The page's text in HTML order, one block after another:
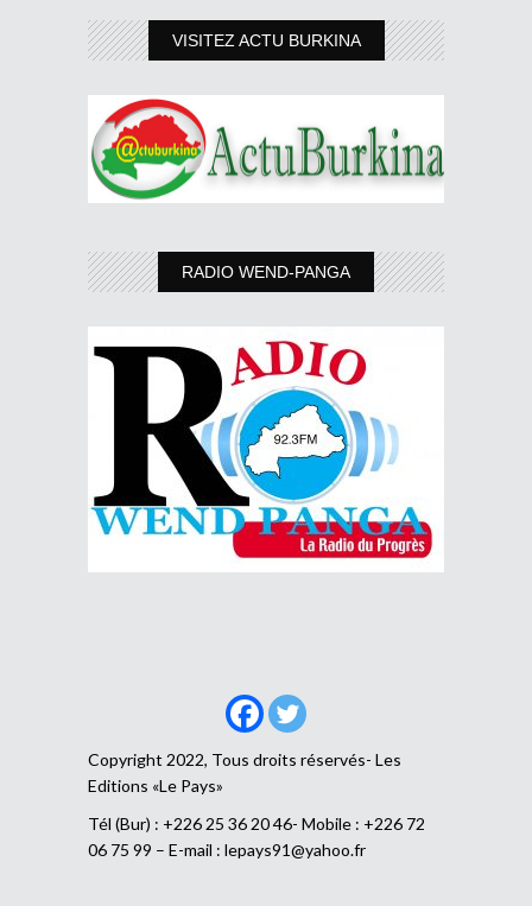
VISITEZ ACTU BURKINA
RADIO WEND-PANGA
Copyright 2022, Tous droits réservés- Les
Editions «Le Pays»
Tél (Bur) : +226 25 36 20 46- Mobile : +226 72
06 75 99 – E-mail : lepays91@yahoo.fr